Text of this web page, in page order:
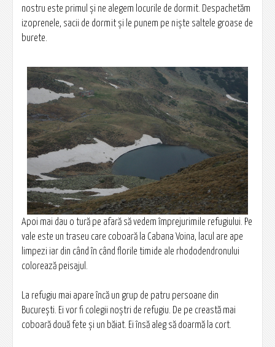
nostru este primul şi ne alegem locurile de dormit. Despachetăm
izoprenele, sacii de dormit şi le punem pe nişte saltele groase de
burete.
Apoi mai dau o tură pe afară să vedem împrejurimile refugiului. Pe
vale este un traseu care coboară la Cabana Voina, lacul are ape
limpezi iar din când în când florile timide ale rhododendronului
colorează peisajul.
La refugiu mai apare încă un grup de patru persoane din
Bucureşti. Ei vor fi colegii noştri de refugiu. De pe creastă mai
coboară două fete şi un băiat. Ei însă aleg să doarmă la cort.